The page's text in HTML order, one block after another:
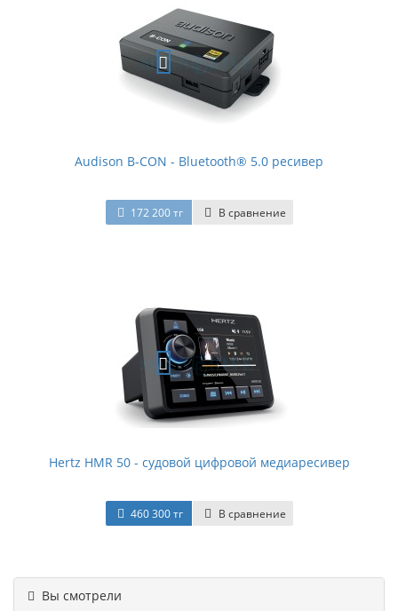
Audison B-CON - Bluetooth® 5.0 ресивер
172 200 тг В сравнение
Hertz HMR 50 - судовой цифровой медиаресивер
460 300 тг В сравнение
Вы смотрели